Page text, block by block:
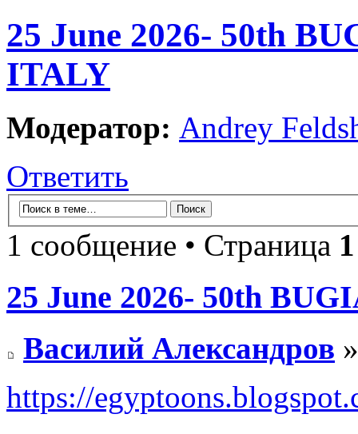
25 June 2026- 50th
ITALY
Модератор: Andrey
Ответить
1 сообщение • Страница 1
25 June 2026- 50th
Василий Александров
https://